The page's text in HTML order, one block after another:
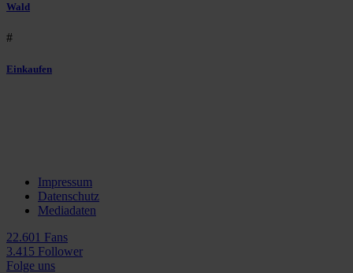
Wald
#
Einkaufen
Impressum
Datenschutz
Mediadaten
22.601 Fans
3.415 Follower
Folge uns